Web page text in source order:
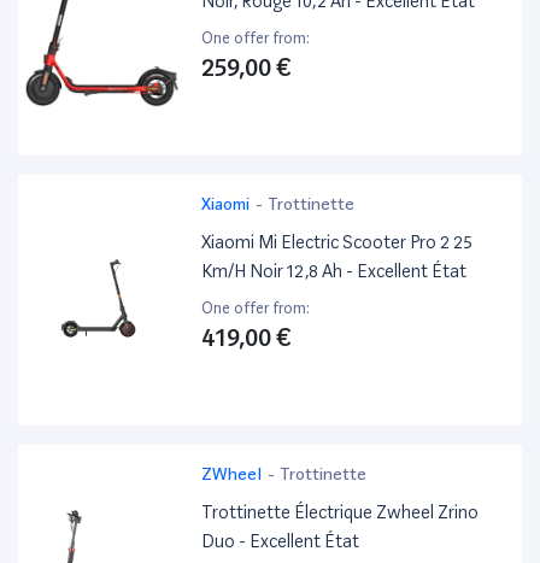
One offer from:
259,00 €
Xiaomi - Trottinette
Xiaomi Mi Electric Scooter Pro 2 25
Km/H Noir 12,8 Ah - Excellent État
One offer from:
419,00 €
ZWheel - Trottinette
Trottinette Électrique Zwheel Zrino
Duo - Excellent État